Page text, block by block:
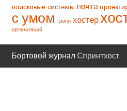
поисковые системы почта
с умом троян хостер
организаций
Бортовой журнал Спринтхост